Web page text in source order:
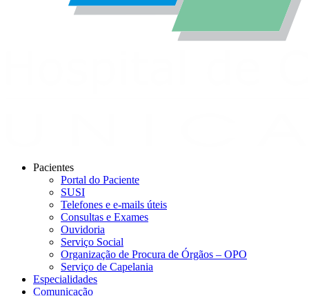
Pacientes
Portal do Paciente
SUSI
Telefones e e-mails úteis
Consultas e Exames
Ouvidoria
Serviço Social
Organização de Procura de Órgãos – OPO
Serviço de Capelania
Especialidades
Comunicação